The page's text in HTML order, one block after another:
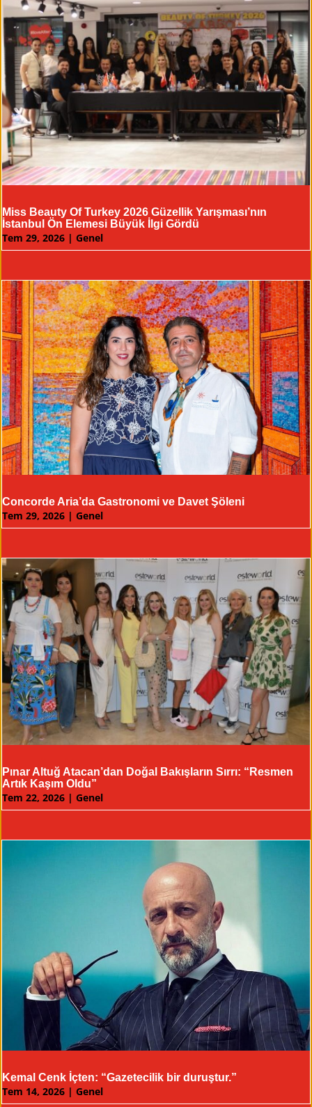
Miss Beauty Of Turkey 2026 Güzellik Yarışması’nın
İstanbul Ön Elemesi Büyük İlgi Gördü
Tem 29, 2026 | Genel
Concorde Aria’da Gastronomi ve Davet Şöleni
Tem 29, 2026 | Genel
Pınar Altuğ Atacan’dan Doğal Bakışların Sırrı: “Resmen
Artık Kaşım Oldu”
Tem 22, 2026 | Genel
Kemal Cenk İçten: “Gazetecilik bir duruştur.”
Tem 14, 2026 | Genel